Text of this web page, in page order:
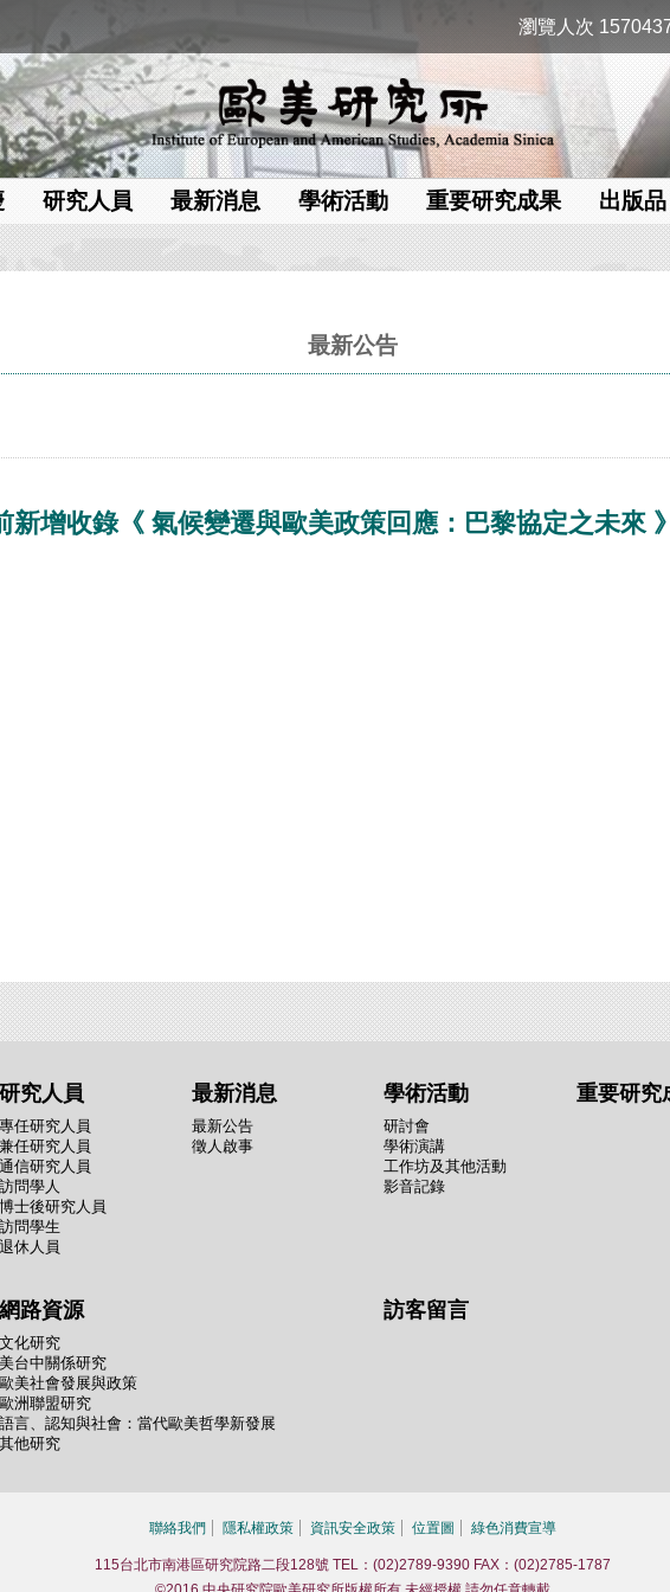
瀏覽人次
研究人員 最新消息 學術活動 重要研究成果 出版品
最新公告
增收錄《 氣候變遷與歐美政策回應：巴黎協定之未來
研究人員
專任研究人員
兼任研究人員
通信研究人員
訪問學人
博士後研究人員
訪問學生
退休人員
最新消息
最新公告
徵人啟事
學術活動
研討會
學術演講
工作坊及其他活動
影音記錄
重要研究
網路資源
文化研究
美台中關係研究
歐美社會發展與政策
歐洲聯盟研究
語言、認知與社會：當代歐美哲學新發展
其他研究
訪客留言
聯絡我們 隱私權政策 資訊安全政策 位置圖 綠色消費宣導
115台北市南港區研究院路二段128號 TEL：(02)2789-9390 FAX：(02)2785-1787